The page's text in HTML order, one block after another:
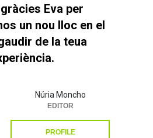
Eva per
un nou lloc en el
de la teua
Núria Moncho
EDITOR
PROFILE